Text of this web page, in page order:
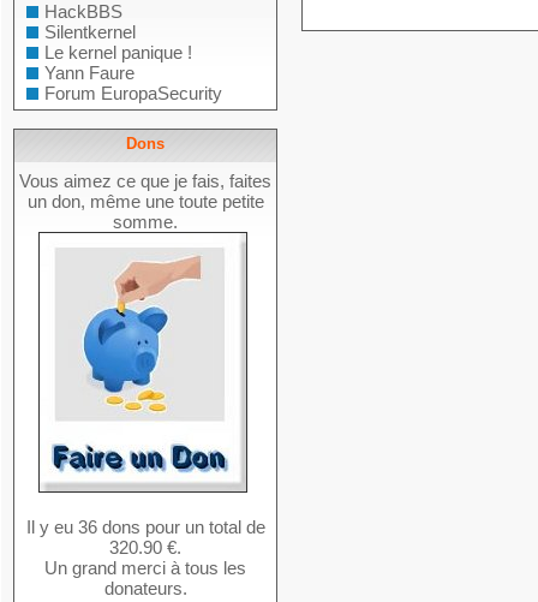
HackBBS
Silentkernel
Le kernel panique !
Yann Faure
Forum EuropaSecurity
Dons
Vous aimez ce que je fais, faites
un don, même une toute petite
somme.
Il y eu 36 dons pour un total de
320.90 €.
Un grand merci à tous les
donateurs.